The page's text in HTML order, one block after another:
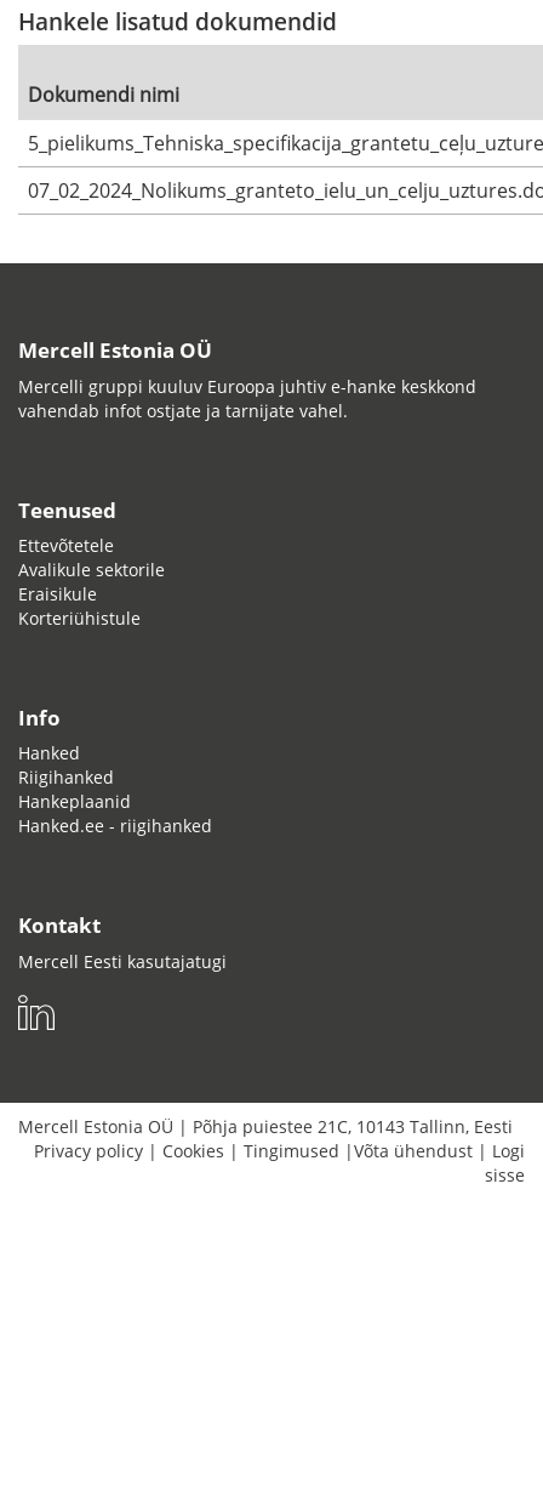
Hankele lisatud dokumendid
Dokumendi nimi
Mercell Estonia OÜ
Mercelli gruppi kuuluv Euroopa juhtiv e-hanke keskkond
vahendab infot ostjate ja tarnijate vahel.
Teenused
Ettevõtetele
Avalikule sektorile
Eraisikule
Korteriühistule
Info
Hanked
Riigihanked
Hankeplaanid
Hanked.ee - riigihanked
Kontakt
Mercell Eesti kasutajatugi
Mercell Estonia OÜ | Põhja puiestee 21C, 10143 Tallinn, Eesti
Privacy policy | Cookies | Tingimused |Võta ühendust | Logi
sisse